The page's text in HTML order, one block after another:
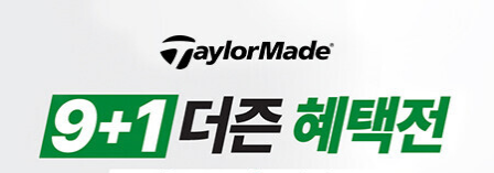
베스트